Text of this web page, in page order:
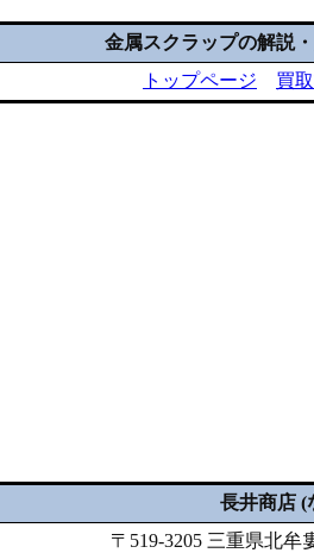
金属スクラップの解説
トップページ
買
長井商店 (
〒519-3205 三重県北牟